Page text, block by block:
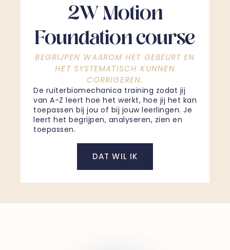
2W Motion
Foundation course
BEGRIJPEN WAAROM HET GEBEURT EN
HET SYSTEMATISCH KUNNEN
CORRIGEREN.
De ruiterbiomechanica training zodat jij
van A-Z leert hoe het werkt, hoe jij het kan
toepassen bij jou of bij jouw leerlingen. Je
leert het begrijpen, analyseren, zien en
toepassen.
DAT WIL IK